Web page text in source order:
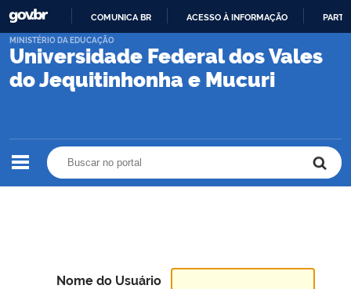
PARA
CONTEÚDO
COMUNICA BR ACESSO À INFORMAÇÃO
Universidade Federal dos Vales
do Jequitinhonha e Mucuri
MINISTÉRIO DA EDUCAÇÃO
Nome do Usuário